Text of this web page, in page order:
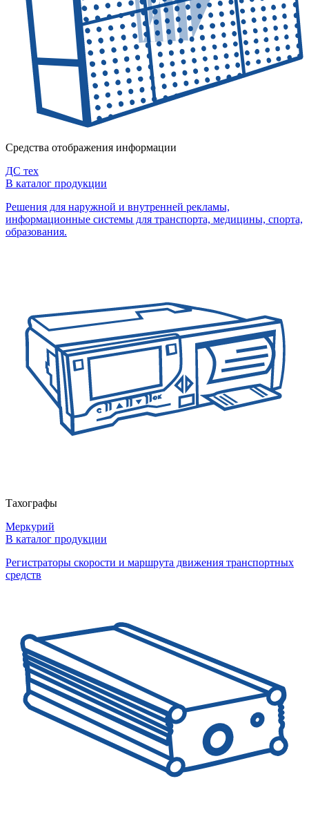
Средства отображения информации
ДC тех
В каталог продукции
Решения для наружной и внутренней рекламы,
информационные системы для транспорта, медицины, спорта,
образования.
Тахографы
Меркурий
В каталог продукции
Регистраторы скорости и маршрута движения транспортных
средств